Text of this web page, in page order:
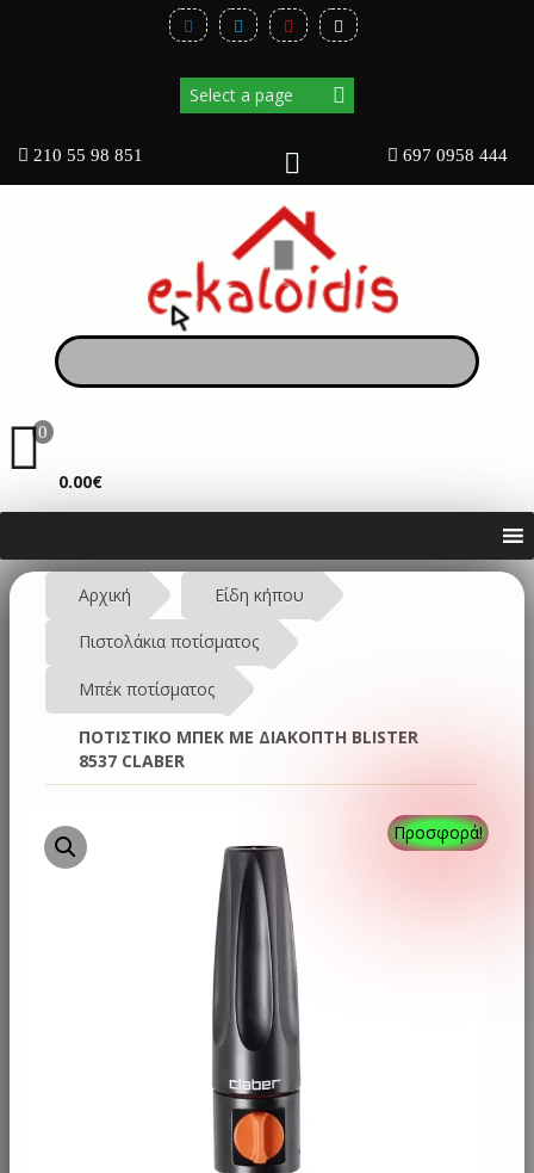
210 55 98 851 697 0958 444
0ΚΑΛΆΘΙ
0.00€
Αρχική Είδη κήπου
Πιστολάκια ποτίσματος
Μπέκ ποτίσματος
ΠΟΤΙΣΤΙΚΟ ΜΠΕΚ ΜΕ ΔΙΑΚΟΠΤΗ BLISTER
8537 CLABER
Προσφορά!